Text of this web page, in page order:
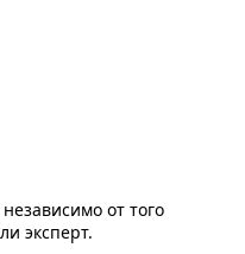
от того
эксперт.